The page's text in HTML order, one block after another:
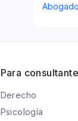
Para
Derecho
Psicología